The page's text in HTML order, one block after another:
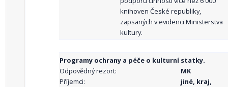
knihoven České republiky,
zapsaných v evidenci Ministerstva
kultury.
Programy ochrany a péče o kulturní statky.
Odpovědný rezort:
MK
Příjemci:
jiné, kraj,